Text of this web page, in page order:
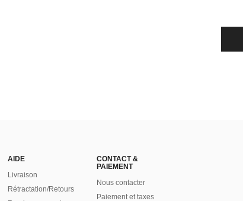
AIDE
Livraison
Rétractation/Retours
CONTACT &
PAIEMENT
Nous contacter
Paiement et taxes